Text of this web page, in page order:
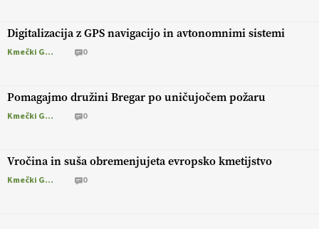
Digitalizacija z GPS navigacijo in avtonomnimi sistemi
Kmečki Glas 0
Pomagajmo družini Bregar po uničujočem požaru
Kmečki Glas 0
Vročina in suša obremenjujeta evropsko kmetijstvo
Kmečki Glas 0